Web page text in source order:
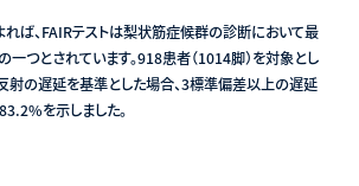
ば、FAIRテストは梨状筋症候群の診断において最
一つとされています。918患者（1014脚）を対象とし
射の遅延を基準とした場合、3標準偏差以上の遅延
を示しました。